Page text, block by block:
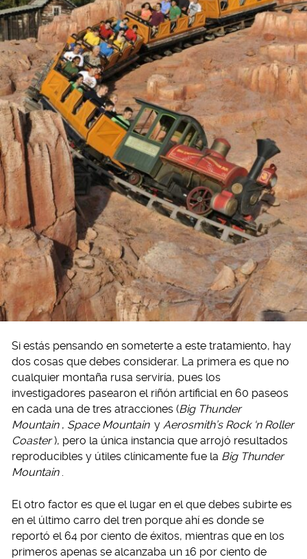
Si estás pensando en someterte a este tratamiento, hay
dos cosas que debes considerar. La primera es que no
cualquier montaña rusa serviría, pues los
investigadores pasearon el riñón artificial en 60 paseos
en cada una de tres atracciones (Big Thunder
Mountain , Space Mountain y Aerosmith’s Rock ‘n Roller
Coaster ), pero la única instancia que arrojó resultados
reproducibles y útiles clínicamente fue la Big Thunder
Mountain .
El otro factor es que el lugar en el que debes subirte es
en el último carro del tren porque ahí es donde se
reportó el 64 por ciento de éxitos, mientras que en los
primeros apenas se alcanzaba un 16 por ciento de